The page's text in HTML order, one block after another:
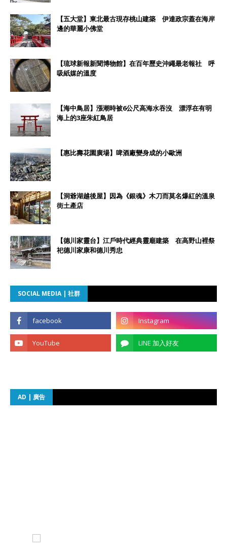
【五大堂】東北最古現存桃山建築 伊達政宗蓋在海岸
邊的華麗小佛堂
【琉球新報新聞博物館】在百年歷史沖繩最老報社 呼
吸紙媒的溫度
【海中鳥居】漲潮時被6公尺高海水吞沒 漂浮在有明
海上的3座朱紅鳥居
【惠比壽花園廣場】啤酒廠變身成的小歐洲
【洞爺湖越後屋】因為《銀魂》木刀而莫名爆紅的溫泉
街土產店
【德川家靈台】江戶時代經典靈廟建築 在高野山裡祭
祀德川家康和德川秀忠
SOCIAL MEDIA | 社群
AD | 廣告